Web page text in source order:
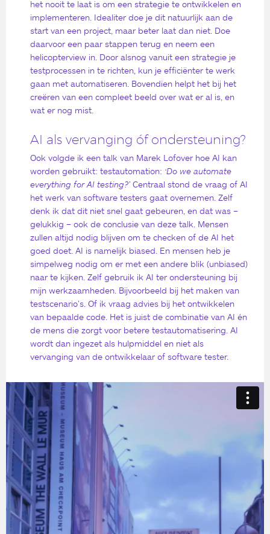
het nooit te laat is om een strategie te ontwikkelen en
implementeren. Idealiter doe je dit natuurlijk aan de
start van een project, maar beter laat dan niet. Doe
daarvoor een paar stappen terug en neem een
helicopterview in. Door alsnog vanuit een strategie je
testprocessen in te richten, kun je efficiënter te werk
gaan met automatiseren. Bovendien helpt het bij het
creëren van een compleet beeld over wat er al is, en
wat er nog mist.
AI als vervanging óf ondersteuning?
Ook volgde ik een talk van Marek Lofover hoe AI kan
worden gebruikt: testautomation: ‘Do we automate
everything for AI testing?’ Centraal stond de vraag of AI
het werk van software testers gaat overnemen. Zelf
denk ik dat dit niet snel gaat gebeuren, en dat was –
gelukkig – ook de conclusie van deze talk. Mensen
zullen altijd nodig blijven om te checken of de AI het
goed doet. AI is namelijk biased. En mensen heb je
simpelweg nodig om er met een andere blik (unbiased)
naar te kijken. Zelf gebruik ik AI ter ondersteuning bij
mijn werkzaamheden. Bijvoorbeeld bij het maken van
testscenario’s. Of ik vraag advies bij het ontwikkelen
van bepaalde code. Het is juist de combinatie van AI én
de mens die zorgt voor betere testautomatisering. AI
wordt dan ingezet als hulpmiddel en niet als
vervanging van de ontwikkelaar of software tester.